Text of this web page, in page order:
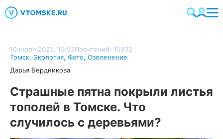
10 июля 2025, 15:53Прочтений: 15932
Томск, Экология, Фото, Озеленение
Дарья Бердникова
Страшные пятна покрыли листья
тополей в Томске. Что
случилось с деревьями?